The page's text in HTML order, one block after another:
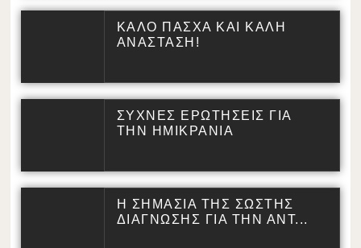
ΚΑΛΟ ΠΑΣΧΑ ΚΑΙ ΚΑΛΗ
ΑΝΑΣΤΑΣΗ!
ΣΥΧΝΕΣ ΕΡΩΤΗΣΕΙΣ ΓΙΑ
ΤΗΝ ΗΜΙΚΡΑΝΙΑ
Η ΣΗΜΑΣΙΑ ΤΗΣ ΣΩΣΤΗΣ
ΔΙΑΓΝΩΣΗΣ ΓΙΑ ΤΗΝ ΑΝΤ...